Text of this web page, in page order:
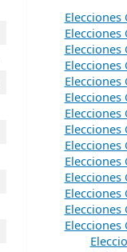
Elecciones
Elecciones
Elecciones
Elecciones
Elecciones
Elecciones
Elecciones
Elecciones
Elecciones
Elecciones
Elecciones
Elecciones
Elecciones
Elecciones